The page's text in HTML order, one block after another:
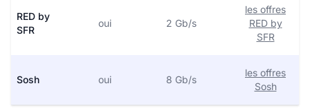
RED by
SFR
oui 2 Gb/s
les offres
RED by
SFR
Sosh oui 8 Gb/s
les offres
Sosh